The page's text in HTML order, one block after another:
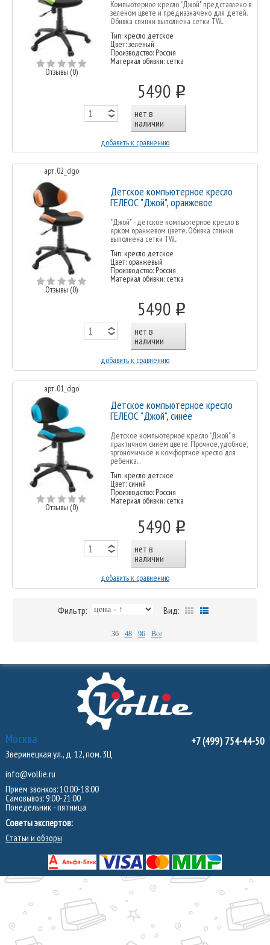
Отзывы (0)
Компьютерное кресло "Джой" представлено в
зеленом цвете и предназначено для детей.
Обивка спинки выполнена сетки TW...
Тип: кресло детское
Цвет: зеленый
Производство: Россия
Материал обивки: сетка
5490 o
нет в
наличии
добавить к сравнению
арт. 02_dgo
Отзывы (0)
Детское компьютерное кресло
ГЕЛЕОС "Джой", оранжевое
"Джой" - детское компьютерное кресло в
ярком оранжевом цвете. Обивка спинки
выполнена сетки TW...
Тип: кресло детское
Цвет: оранжевый
Производство: Россия
Материал обивки: сетка
5490 o
нет в
наличии
добавить к сравнению
арт. 01_dgo
Отзывы (0)
Детское компьютерное кресло
ГЕЛЕОС "Джой", синее
Детское компьютерное кресло "Джой" в
практичном синем цвете. Прочное, удобное,
эргономичное и комфортное кресло для
ребенка...
Тип: кресло детское
Цвет: синий
Производство: Россия
Материал обивки: сетка
5490 o
нет в
наличии
добавить к сравнению
Фильтр: Вид:
36 48 96 Все
Москва
Зверинецкая ул., д. 12, пом. 3Ц
info@vollie.ru
Прием звонков: 10:00-18:00
Самовывоз: 9:00-21:00
Понедельник - пятница
Советы экспертов:
Статьи и обзоры
+7 (499) 754-44-50